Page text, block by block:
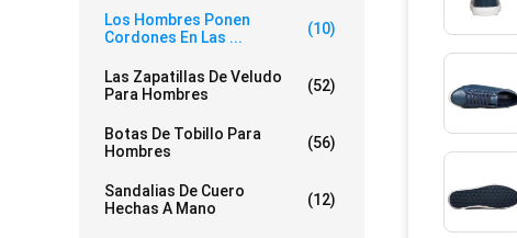
Los Hombres Ponen
Cordones En Las ...
(10)
Las Zapatillas De Veludo
Para Hombres
(52)
Botas De Tobillo Para
Hombres
(56)
Sandalias De Cuero
Hechas A Mano
(12)